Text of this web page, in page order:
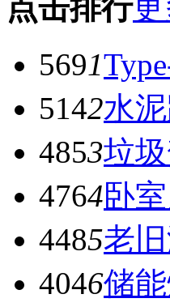
点击排行更
5691
5142水
4853垃
4764卧
4485老
4046储